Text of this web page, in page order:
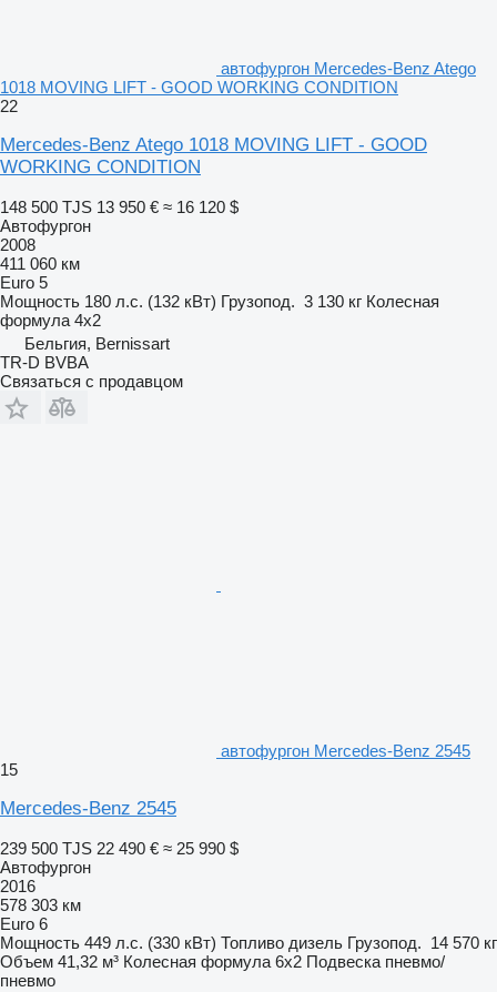
автофургон Mercedes-Benz Atego
1018 MOVING LIFT - GOOD WORKING CONDITION
22
Mercedes-Benz Atego 1018 MOVING LIFT - GOOD
WORKING CONDITION
148 500 TJS 13 950 € ≈ 16 120 $
Автофургон
2008
411 060 км
Euro 5
Мощность 180 л.с. (132 кВт) Грузопод. 3 130 кг Колесная
формула 4x2
Бельгия, Bernissart
TR-D BVBA
Связаться с продавцом
автофургон Mercedes-Benz 2545
15
Mercedes-Benz 2545
239 500 TJS 22 490 € ≈ 25 990 $
Автофургон
2016
578 303 км
Euro 6
Мощность 449 л.с. (330 кВт) Топливо дизель Грузопод. 14 570 кг
Объем 41,32 м³ Колесная формула 6x2 Подвеска пневмо/
пневмо